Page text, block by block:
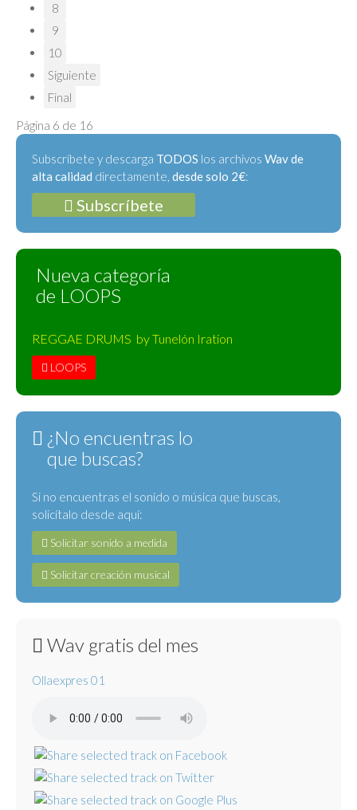
8
9
10
Siguiente
Final
Página 6 de 16
Subscríbete y descarga TODOS los archivos Wav de
alta calidad directamente, desde solo 2€:
Subscríbete
Nueva categoría
de LOOPS
REGGAE DRUMS by Tunelón Iration
LOOPS
¿No encuentras lo
que buscas?
Si no encuentras el sonido o música que buscas,
solicítalo desde aquí:
Solicitar sonido a medida
Solicitar creación musical
Wav gratis del mes
Ollaexpres 01